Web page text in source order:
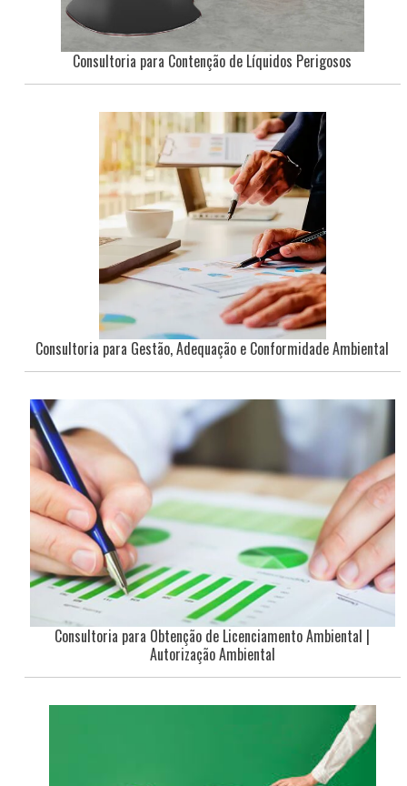
Consultoria para Contenção de Líquidos Perigosos
Consultoria para Gestão, Adequação e Conformidade Ambiental
Consultoria para Obtenção de Licenciamento Ambiental |
Autorização Ambiental